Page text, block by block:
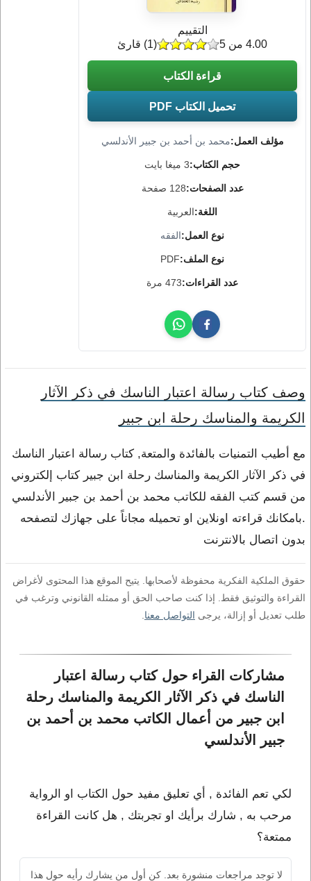
مؤلف العمل:محمد بن أحمد بن جبير الأندلسي
حجم الكتاب:3 ميغا بايت
عدد الصفحات:128 صفحة
اللغة:العربية
نوع العمل:الفقه
نوع الملف:PDF
عدد القراءات:473 مرة
التقييم
(
1) قارئ 4.00 من 5
قراءة الكتاب
تحميل الكتاب PDF
وصف كتاب رسالة اعتبار الناسك في ذكر الآثار
الكريمة والمناسك رحلة ابن جبير
مع أطيب التمنيات بالفائدة والمتعة, كتاب رسالة اعتبار الناسك
في ذكر الآثار الكريمة والمناسك رحلة ابن جبير كتاب إلكتروني
من قسم كتب الفقه للكاتب محمد بن أحمد بن جبير الأندلسي
.بامكانك قراءته اونلاين او تحميله مجاناً على جهازك لتصفحه
بدون اتصال بالانترنت
حقوق الملكية الفكرية محفوظة لأصحابها. يتيح الموقع هذا المحتوى لأغراض
القراءة والتوثيق فقط. إذا كنت صاحب الحق أو ممثله القانوني وترغب في
طلب تعديل أو إزالة، يرجى التواصل معنا
مشاركات القراء حول كتاب رسالة اعتبار
الناسك في ذكر الآثار الكريمة والمناسك رحلة
ابن جبير من أعمال الكاتب محمد بن أحمد بن
جبير الأندلسي
لكي تعم الفائدة , أي تعليق مفيد حول الكتاب او الرواية
مرحب به , شارك برأيك او تجربتك , هل كانت القراءة
ممتعة؟
لا توجد مراجعات منشورة بعد. كن أول من يشارك رأيه حول هذا